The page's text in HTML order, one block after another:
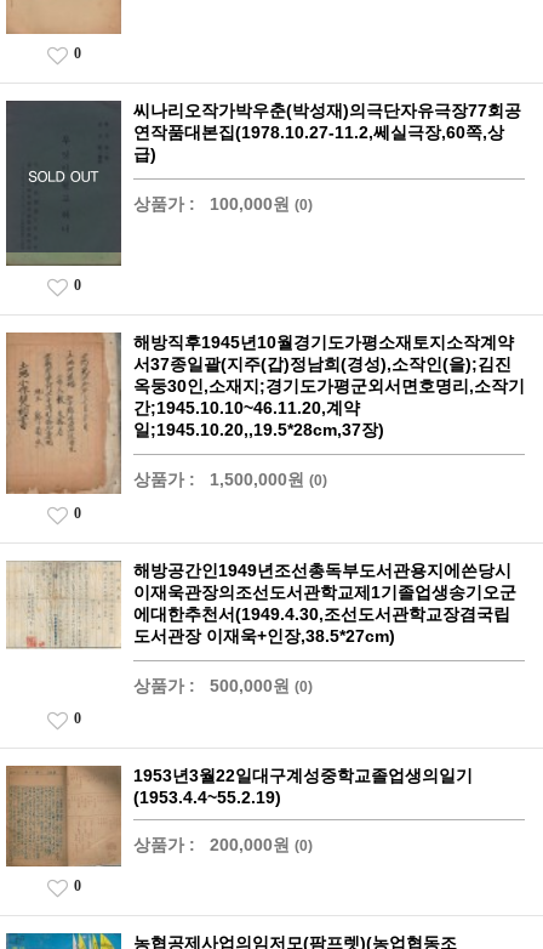
0
씨나리오작가박우춘(박성재)의극단자유극장77회공
연작품대본집(1978.10.27-11.2,쎄실극장,60쪽,상
급)
상품가 : 100,000원 (0)
0
해방직후1945년10월경기도가평소재토지소작계약
서37종일괄(지주(갑)정남희(경성),소작인(을);김진
옥둥30인,소재지;경기도가평군외서면호명리,소작기
간;1945.10.10~46.11.20,계약
일;1945.10.20,,19.5*28cm,37장)
상품가 : 1,500,000원 (0)
0
해방공간인1949년조선총독부도서관용지에쓴당시
이재욱관장의조선도서관학교제1기졸업생송기오군
에대한추천서(1949.4.30,조선도서관학교장겸국립
도서관장 이재욱+인장,38.5*27cm)
상품가 : 500,000원 (0)
0
1953년3월22일대구계성중학교졸업생의일기
(1953.4.4~55.2.19)
상품가 : 200,000원 (0)
0
농협공제사업의임저모(팜프렛)(농업협동조